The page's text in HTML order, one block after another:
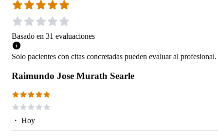
Basado en 31 evaluaciones
Solo pacientes con citas concretadas pueden evaluar al profesional.
Raimundo Jose Murath Searle
・ Hoy